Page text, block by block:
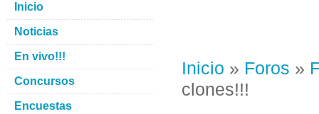
Inicio » Foros »
clones!!!
Inicio
Noticias
En vivo!!!
Concursos
Encuestas